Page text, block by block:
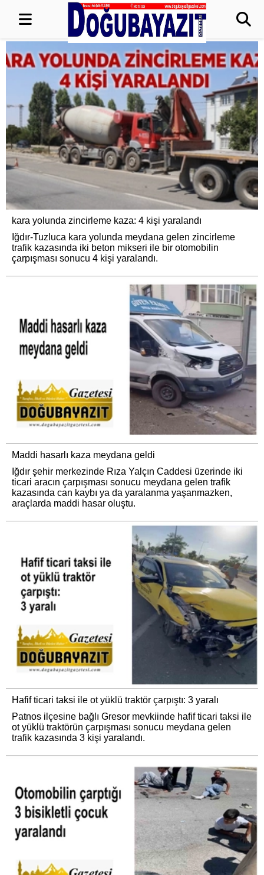
kara yolunda zincirleme kaza: 4 kişi yaralandı
Iğdır-Tuzluca kara yolunda meydana gelen zincirleme
trafik kazasında iki beton mikseri ile bir otomobilin
çarpışması sonucu 4 kişi yaralandı.
Maddi hasarlı kaza meydana geldi
Iğdır şehir merkezinde Rıza Yalçın Caddesi üzerinde iki
ticari aracın çarpışması sonucu meydana gelen trafik
kazasında can kaybı ya da yaralanma yaşanmazken,
araçlarda maddi hasar oluştu.
Hafif ticari taksi ile ot yüklü traktör çarpıştı: 3 yaralı
Patnos ilçesine bağlı Gresor mevkiinde hafif ticari taksi ile
ot yüklü traktörün çarpışması sonucu meydana gelen
trafik kazasında 3 kişi yaralandı.